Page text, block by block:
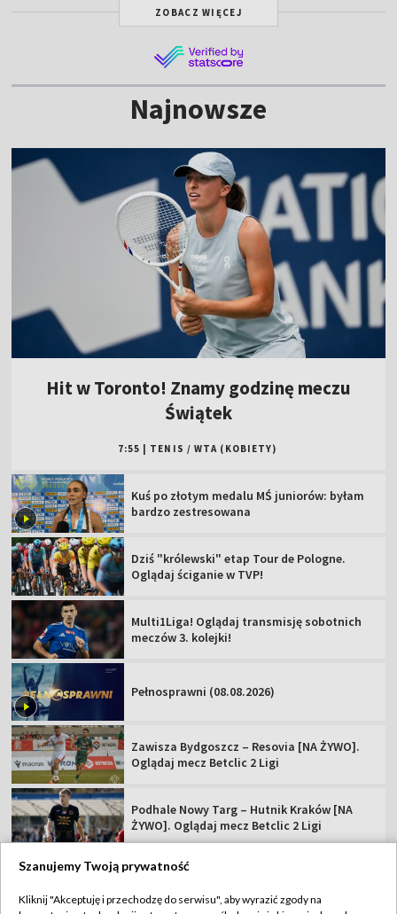
ZOBACZ WIĘCEJ
Najnowsze
Hit w Toronto! Znamy godzinę meczu
Świątek
7:55 TENIS / WTA (KOBIETY)
Kuś po złotym medalu MŚ juniorów: byłam
bardzo zestresowana
Dziś "królewski" etap Tour de Pologne.
Oglądaj ściganie w TVP!
Multi1Liga! Oglądaj transmisję sobotnich
meczów 3. kolejki!
Pełnosprawni (08.08.2026)
Zawisza Bydgoszcz – Resovia [NA ŻYWO].
Oglądaj mecz Betclic 2 Ligi
Podhale Nowy Targ – Hutnik Kraków [NA
ŻYWO]. Oglądaj mecz Betclic 2 Ligi
Szanujemy Twoją prywatność
Kliknij "Akceptuję i przechodzę do serwisu", aby wyrazić zgody na